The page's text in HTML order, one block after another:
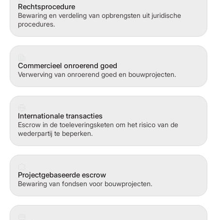
Rechtsprocedure
Bewaring en verdeling van opbrengsten uit juridische
procedures.
Commercieel onroerend goed
Verwerving van onroerend goed en bouwprojecten.
Internationale transacties
Escrow in de toeleveringsketen om het risico van de
wederpartij te beperken.
Projectgebaseerde escrow
Bewaring van fondsen voor bouwprojecten.